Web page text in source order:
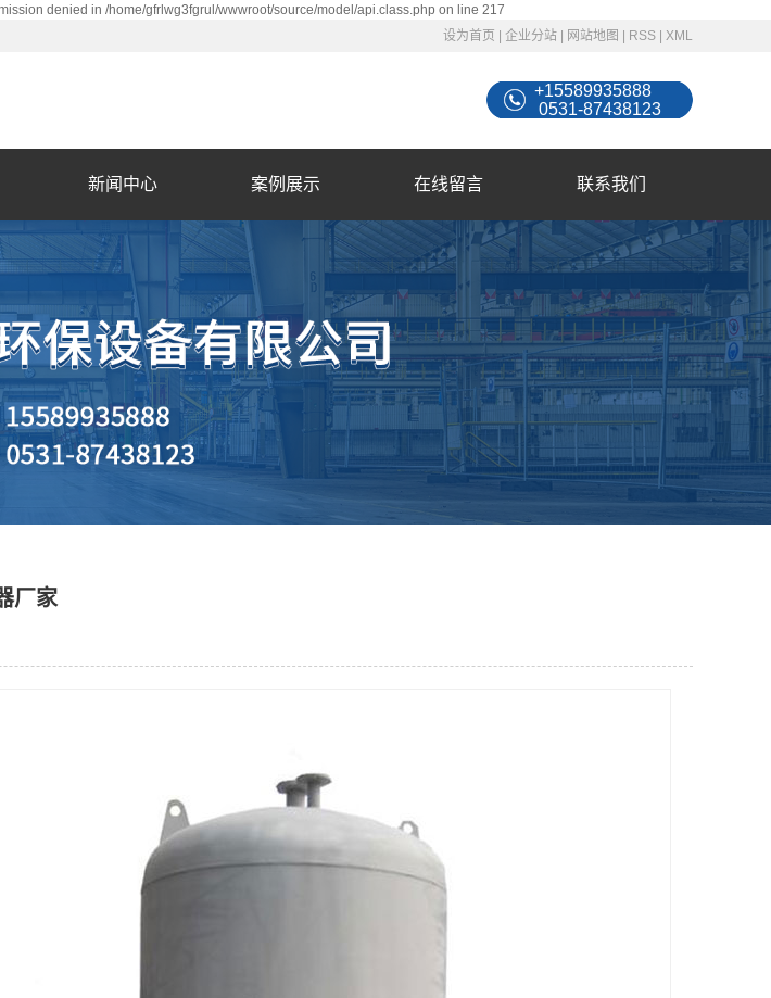
denied in /home/gfrlwg3fgrul/wwwroot/source/model/api.class.php on line 217
设为首页
企业分站 网站地图 RSS XML
+15589935888
0531-87438123
新闻中心 案例展示 在线留言 联系我们
厂家